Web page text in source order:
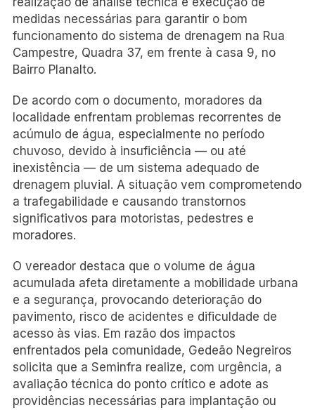
medidas necessárias para garantir o bom
funcionamento do sistema de drenagem na Rua
Campestre, Quadra 37, em frente à casa 9, no
Bairro Planalto.
De acordo com o documento, moradores da
localidade enfrentam problemas recorrentes de
acúmulo de água, especialmente no período
chuvoso, devido à insuficiência — ou até
inexistência — de um sistema adequado de
drenagem pluvial. A situação vem comprometendo
a trafegabilidade e causando transtornos
significativos para motoristas, pedestres e
moradores.
O vereador destaca que o volume de água
acumulada afeta diretamente a mobilidade urbana
e a segurança, provocando deterioração do
pavimento, risco de acidentes e dificuldade de
acesso às vias. Em razão dos impactos
enfrentados pela comunidade, Gedeão Negreiros
solicita que a Seminfra realize, com urgência, a
avaliação técnica do ponto crítico e adote as
providências necessárias para implantação ou